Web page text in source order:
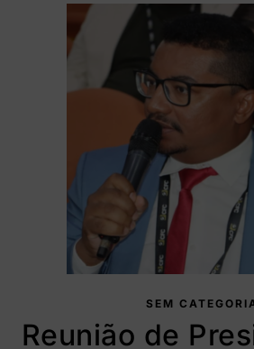
SEM
Reunião de